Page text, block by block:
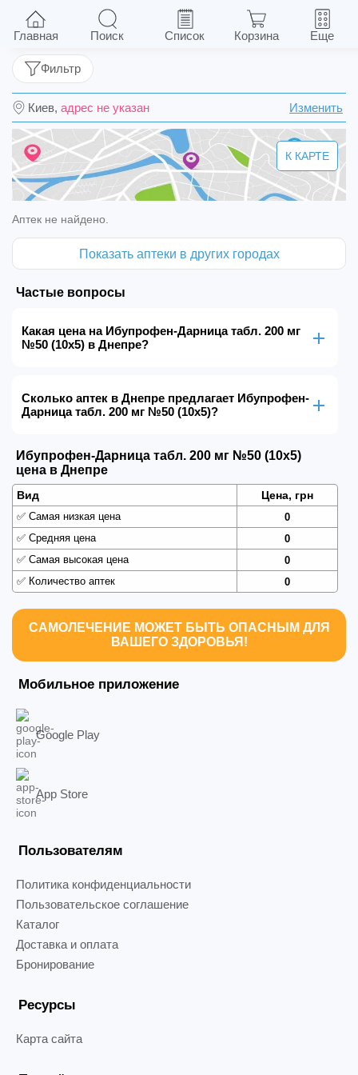
Ибупрофен-Дарница табл. 200 мг №50 (10х5)
Киев, адрес не указан Изменить
Фильтр
К КАРТЕ
Аптек не найдено.
Показать аптеки в других городах
Частые вопросы
Какая цена на Ибупрофен-Дарница табл. 200 мг
№50 (10х5) в Днепре?
Сколько аптек в Днепре предлагает Ибупрофен-
Дарница табл. 200 мг №50 (10х5)?
Ибупрофен-Дарница табл. 200 мг №50 (10х5)
цена в Днепре
Вид Цена, грн
✅ Самая низкая цена
0
✅ Средняя цена
0
✅ Самая высокая цена
0
✅ Количество аптек 0
САМОЛЕЧЕНИЕ МОЖЕТ БЫТЬ ОПАСНЫМ ДЛЯ
ВАШЕГО ЗДОРОВЬЯ!
Мобильное приложение
Google Play
App Store
Пользователям
Политика конфиденциальности
Пользовательское соглашение
Каталог
Доставка и оплата
Бронирование
Ресурсы
Карта сайта
Главная Поиск Список Корзина Еще